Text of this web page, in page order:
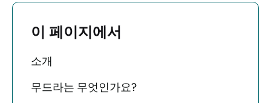
이 페이지에서
소개
무드라는 무엇인가요?